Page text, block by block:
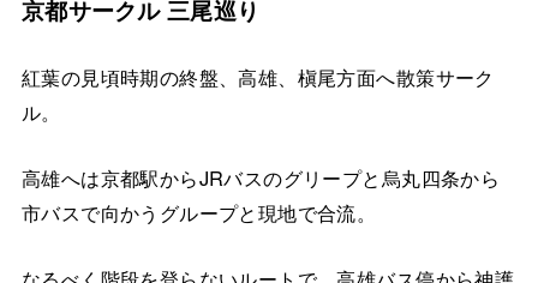
京都サークル 三尾巡り
紅葉の見頃時期の終盤、高雄、槇尾方面へ散策サーク
ル。
高雄へは京都駅からJRバスのグリープと烏丸四条から
市バスで向かうグループと現地で合流。